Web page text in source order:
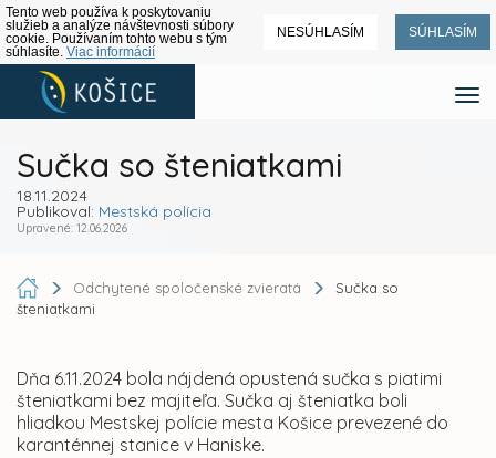
Tento web používa k poskytovaniu
služieb a analýze návštevnosti súbory
cookie. Používaním tohto webu s tým
súhlasíte. Viac informácií
NESÚHLASÍM SÚHLASÍM
Sučka so šteniatkami
18.11.2024
Publikoval: Mestská polícia
Upravené: 12.06.2026
Odchytené spoločenské zvieratá
Sučka so
šteniatkami
Dňa 6.11.2024 bola nájdená opustená sučka s piatimi
šteniatkami bez majiteľa. Sučka aj šteniatka boli
hliadkou Mestskej polície mesta Košice prevezené do
karanténnej stanice v Haniske.